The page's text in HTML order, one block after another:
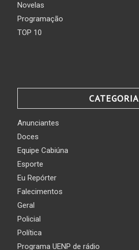
Novelas
Programação
TOP 10
CATEGORIA
Anunciantes
Doces
Equipe Cabiúna
Esporte
Eu Repórter
Falecimentos
Geral
Policial
Política
Programa UENP de rádio